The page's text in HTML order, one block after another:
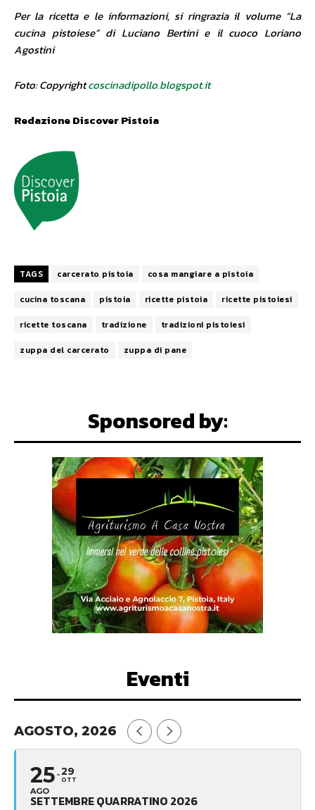
Per la ricetta e le informazioni, si ringrazia il volume “La
cucina pistoiese” di Luciano Bertini e il cuoco Loriano
Agostini
Foto: Copyrightcoscinadipollo.blogspot.it
Redazione Discover Pistoia
TAGS carcerato pistoia
cosa mangiare a pistoia
cucina toscana
pistoia ricette pistoia
ricette pistoiesi
ricette toscana
tradizione
tradizioni pistoiesi
zuppa del carcerato
zuppa di pane
Sponsored by:
Eventi
AGOSTO, 2026
25
AGO
29
OTT
SETTEMBRE QUARRATINO 2026